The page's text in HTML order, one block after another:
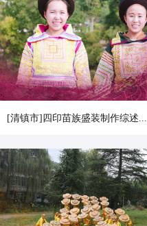
[清镇市]四印苗族盛装制作综述...